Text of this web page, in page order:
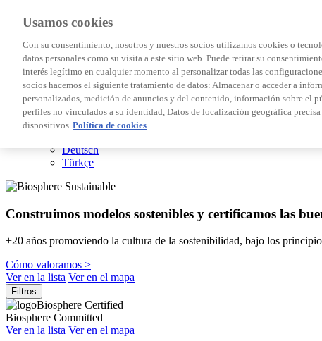
Empresas Biosphere
Cómo valoramos
Quienes somos
ES
English
Português
Français
Deutsch
Türkçe
Construimos modelos sostenibles y certificamos las
+20 años promoviendo la cultura de la sostenibilidad, bajo los
Cómo valoramos >
Ver en la lista Ver en el mapa
Filtros
Biosphere Certified
Biosphere Committed
Ver en la lista Ver en el mapa
Usamos cookies
Con su consentimiento, nosotros y nuestros socios utilizamos cookies o
datos personales como su visita a este sitio web. Puede retirar su
interés legítimo en cualquier momento al personalizar todas las
socios hacemos el siguiente tratamiento de datos: Almacenar o acceder a
personalizados, medición de anuncios y del contenido, información sobre el
perfiles no vinculados a su identidad, Datos de localización geográfica
dispositivos Política de cookies